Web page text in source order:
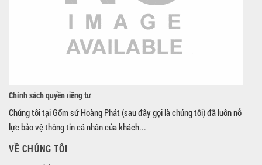
Chính sách quyền riêng tư
Chúng tôi tại Gốm sứ Hoàng Phát (sau đây gọi là chúng tôi) đã luôn nỗ
lực bảo vệ thông tin cá nhân của khách...
VỀ CHÚNG TÔI